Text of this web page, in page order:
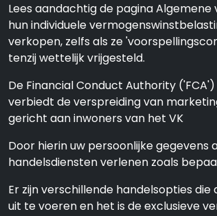
Lees aandachtig de pagina
hun individuele
verkopen, zelfs als ze
tenzij wettelijk vrijgesteld.
De Financial Conduct Authority
verbiedt de verspreiding van
gericht aan inwoners van het VK
Door hierin uw persoonlijke
handelsdiensten verlenen zoals
Er zijn verschillende handelsopties
uit te voeren en het is de exclusieve